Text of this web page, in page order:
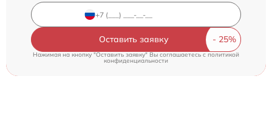
Оставить заявку
Нажимая на кнопку "Оставить заявку" Вы соглашаетесь c политикой
конфиденциальности